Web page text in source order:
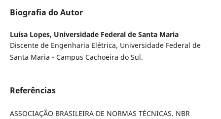
Biografia do Autor
Luísa Lopes, Universidade Federal de Santa Maria
Discente de Engenharia Elétrica, Universidade Federal de
Santa Maria - Campus Cachoeira do Sul.
Referências
ASSOCIAÇÃO BRASILEIRA DE NORMAS TÉCNICAS. NBR